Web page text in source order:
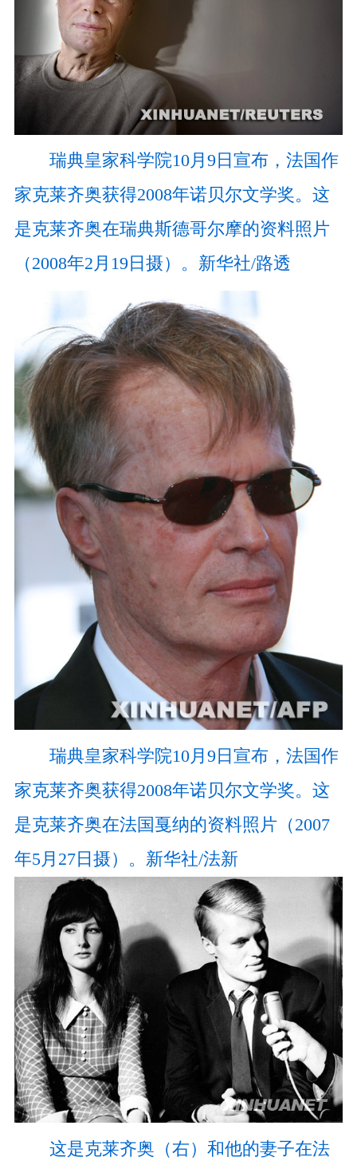
瑞典皇家科学院10月9日宣布，法国作
家克莱齐奥获得2008年诺贝尔文学奖。这
是克莱齐奥在瑞典斯德哥尔摩的资料照片
（2008年2月19日摄）。新华社/路透
瑞典皇家科学院10月9日宣布，法国作
家克莱齐奥获得2008年诺贝尔文学奖。这
是克莱齐奥在法国戛纳的资料照片（2007
年5月27日摄）。新华社/法新
这是克莱齐奥（右）和他的妻子在法